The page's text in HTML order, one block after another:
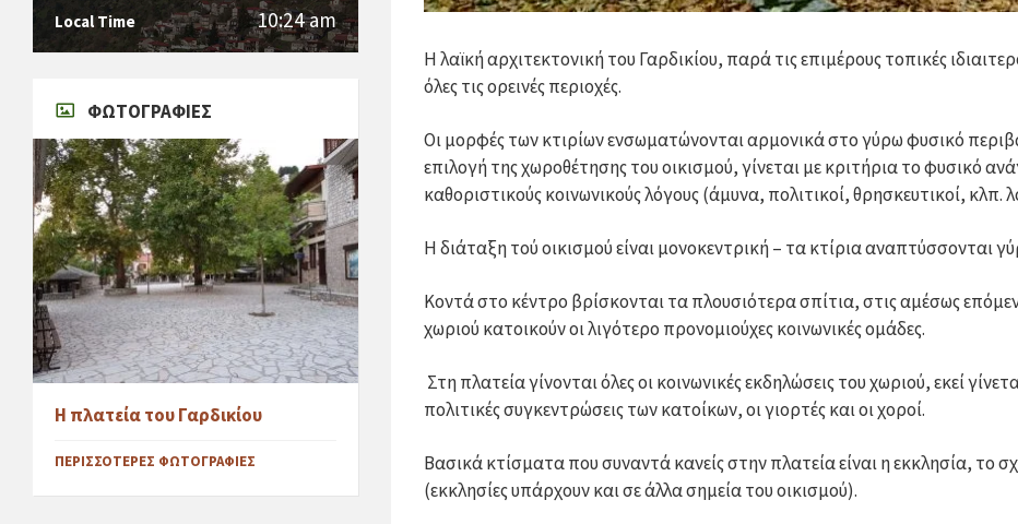
Η λαϊκή αρχιτεκτονική του Γαρδικίου, παρά τις επιμέρους τοπικές
όλες τις ορεινές περιοχές.
Οι μορφές των κτιρίων ενσωματώνονται αρμονικά στο γύρω φυσικό
επιλογή της χωροθέτησης του οικισμού, γίνεται με κριτήρια το φυσικό
καθοριστικούς κοινωνικούς λόγους (άμυνα, πολιτικοί, θρησκευτικοί, κλπ.
Η διάταξη τού οικισμού είναι μονοκεντρική – τα κτίρια αναπτύσσονται
Κοντά στο κέντρο βρίσκονται τα πλουσιότερα σπίτια, στις αμέσως
χωριού κατοικούν οι λιγότερο προνομιούχες κοινωνικές ομάδες.
Στη πλατεία γίνονται όλες οι κοινωνικές εκδηλώσεις του χωριού, εκεί
πολιτικές συγκεντρώσεις των κατοίκων, οι γιορτές και οι χοροί.
Βασικά κτίσματα που συναντά κανείς στην πλατεία είναι η εκκλησία, το
(εκκλησίες υπάρχουν και σε άλλα σημεία του οικισμού).
Local Time 10:24 am
ΦΩΤΟΓΡΑΦΊΕΣ
Η πλατεία του Γαρδικίου
ΠΕΡΙΣΣΌΤΕΡΕΣ ΦΩΤΟΓΡΑΦΊΕΣ